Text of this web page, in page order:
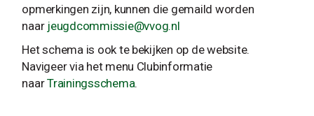
opmerkingen zijn, kunnen die gemaild worden
naar jeugdcommissie@vvog.nl
Het schema is ook te bekijken op de website.
Navigeer via het menu Clubinformatie
naarTrainingsschema.